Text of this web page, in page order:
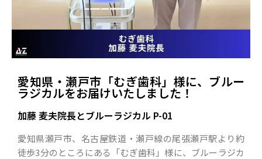
愛知県・瀬戸市「むぎ歯科」様に、ブルー
ラジカルをお届けいたしました！
加藤 麦夫院長とブルーラジカル P-01
愛知県瀬戸市、名古屋鉄道・瀬戸線の尾張瀬戸駅より約
徒歩3分のところにある「むぎ歯科」様に、ブルーラジカ